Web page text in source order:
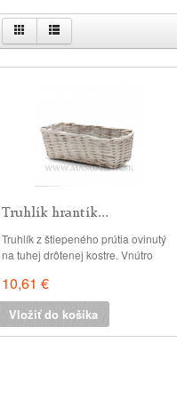
Truhlík hrantík...
Truhlík z štiepeného prútia ovinutý
na tuhej drôtenej kostre. Vnútro
pretekaniu vody. d: 41cm, výška:
12cm, š: 16cm
10,61 €
Vložiť do košíka